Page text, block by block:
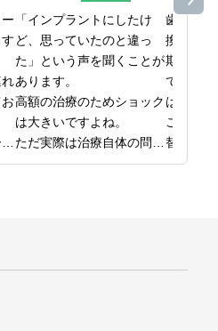
「インプラントにしたけ
ど、思っていたのと違っ
た」という声を聞くことが
あります。
高額の治療のためショック
は大きいですよね。
ただ実際は治療自体の問題
というより、事前の確認、
歯ブラ
換して
期間ま
で決め
はない
ここで
替え時
をまと